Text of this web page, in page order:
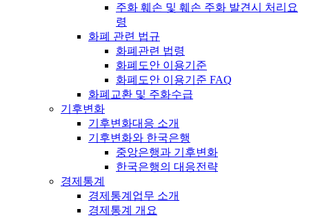
주화 훼손 및 훼손 주화 발견시 처리요
령
화폐 관련 법규
화폐관련 법령
화폐도안 이용기준
화폐도안 이용기준 FAQ
화폐교환 및 주화수급
기후변화
기후변화대응 소개
기후변화와 한국은행
중앙은행과 기후변화
한국은행의 대응전략
경제통계
경제통계업무 소개
경제통계 개요